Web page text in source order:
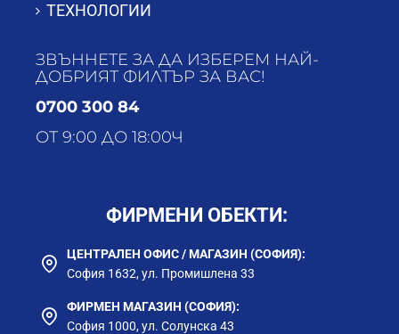
ТЕХНОЛОГИИ
ЗВЪННЕТЕ ЗА ДА ИЗБЕРЕМ НАЙ-
ДОБРИЯТ ФИЛТЪР ЗА ВАС!
0700 300 84
ОТ 9:00 ДО 18:00Ч
ФИРМЕНИ ОБЕКТИ:
ЦЕНТРАЛЕН ОФИС / МАГАЗИН (СОФИЯ):
София 1632, ул. Промишлена 33
ФИРМЕН МАГАЗИН (СОФИЯ):
София 1000, ул. Солунска 43